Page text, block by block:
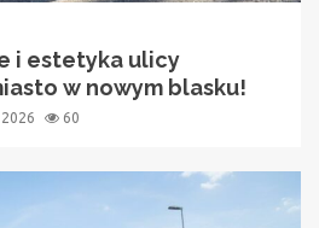
i estetyka ulicy
w nowym blasku!
60